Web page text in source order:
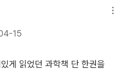
그리고 그러나 그렇게 해서 투
스틱!하는 말투는 뭔가. 왜 우
봐야하는 가 저자인 당신이 설
읽다가 저자가 글을 못 쓴다고
번역자와 편집자가 불쌍할 정
15
게 읽었던 과학책 단 한권을